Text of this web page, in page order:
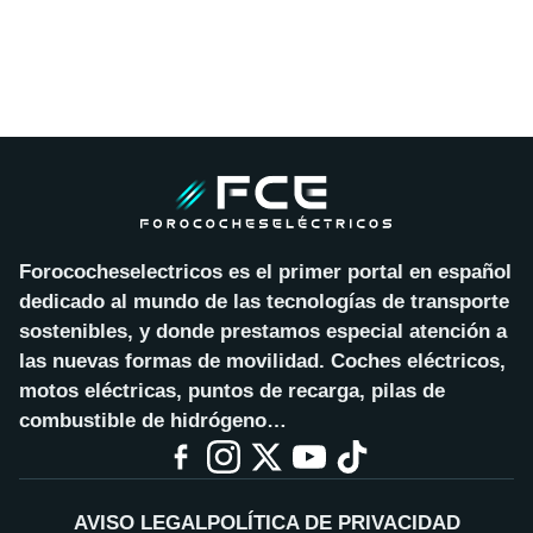
Forococheselectricos es el primer portal en español
dedicado al mundo de las tecnologías de transporte
sostenibles, y donde prestamos especial atención a
las nuevas formas de movilidad. Coches eléctricos,
motos eléctricas, puntos de recarga, pilas de
combustible de hidrógeno…
AVISO LEGALPOLÍTICA DE PRIVACIDAD